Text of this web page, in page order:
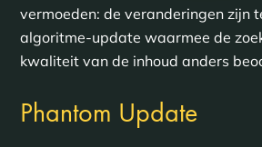
vermoeden: de veranderingen zijn
algoritme-update waarmee de
kwaliteit van de inhoud anders
Phantom Update